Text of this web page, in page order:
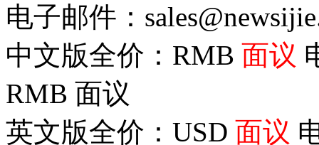
电子邮件：
中文版全价：RMB 面议
RMB 面议
英文版全价：USD 面议